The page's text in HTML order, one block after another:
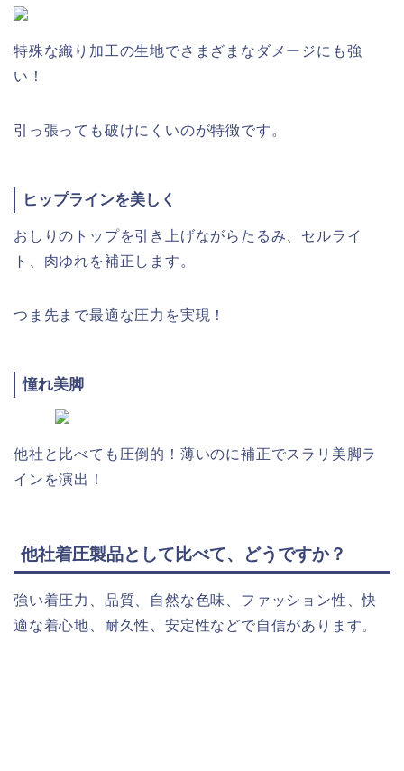
特殊な織り加工の生地でさまざまなダメージにも強
い！
引っ張っても破けにくいのが特徴です。
ヒップラインを美しく
おしりのトップを引き上げながらたるみ、セルライ
ト、肉ゆれを補正します。
つま先まで最適な圧力を実現！
憧れ美脚
他社と比べても圧倒的！薄いのに補正でスラリ美脚ラ
インを演出！
他社着圧製品として比べて、どうですか？
強い着圧力、品質、自然な色味、ファッション性、快
適な着心地、耐久性、安定性などで自信があります。